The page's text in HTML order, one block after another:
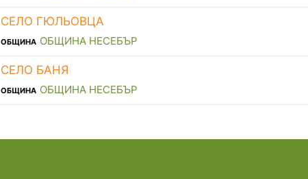
СЕЛО ГЮЛЬОВЦА
ОБЩИНА ОБЩИНА НЕСЕБЪР
СЕЛО БАНЯ
ОБЩИНА ОБЩИНА НЕСЕБЪР